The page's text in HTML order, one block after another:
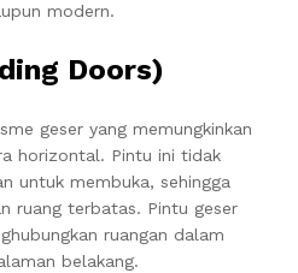
modern.
Doors)
geser yang memungkinkan
horizontal. Pintu ini tidak
untuk membuka, sehingga
ruang terbatas. Pintu geser
ruangan dalam
belakang.